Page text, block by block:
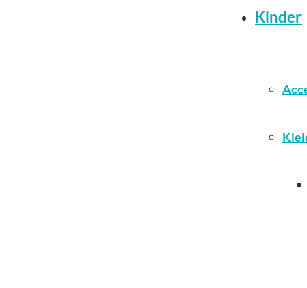
Kinder